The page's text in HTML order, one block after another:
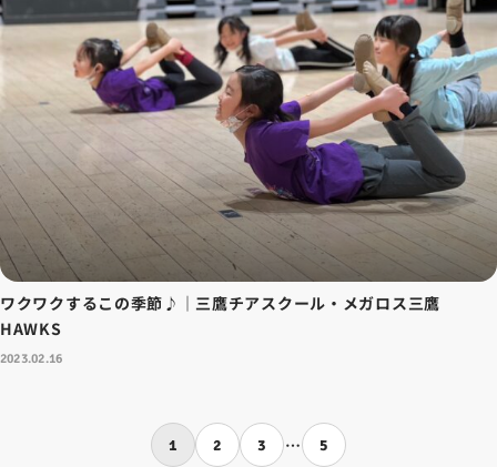
ワクワクするこの季節♪｜三鷹チアスクール・メガロス三鷹
HAWKS
2023.02.16
1 2 3 … 5